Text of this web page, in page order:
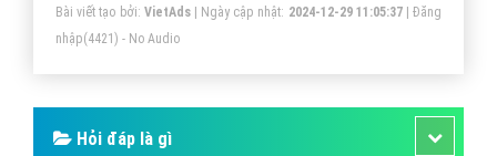
tính của mình.
Bài viết tạo bởi: VietAds| Ngày cập nhật: 2024-12-29 11:05:37|Đăng
nhập(4421) - No Audio
Hỏi đáp là gì